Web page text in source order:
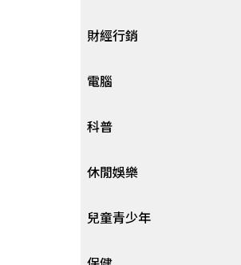
學習法/考試方法
國中小參考書
韓語
歐語
東南亞語
閩南語/台語
其他語言
百科、圖鑑
地圖集
其他工具書
社會學、人文思想
法律
政治
軍事
哲學
財經行銷
行銷廣告
談判溝通
電子商務&趨勢
生涯規劃
電腦
軟體
硬體
技能檢定
科普
大自然動植物
天文地理
休閒娛樂
體育運動
兒童青少年